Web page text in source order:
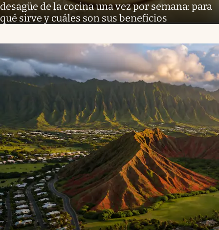
desagüe de la cocina una vez por semana: para
qué sirve y cuáles son sus beneficios